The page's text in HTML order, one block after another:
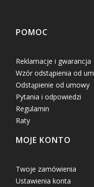
Linki w stopce
POMOC
Reklamacje i gwarancja
Wzór odstąpienia od
Odstąpienie od umowy
Pytania i odpowiedzi
Regulamin
Raty
MOJE KONTO
Twoje zamówienia
Ustawienia konta